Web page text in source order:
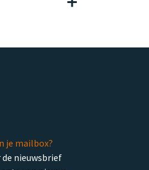
je mailbox?
nieuwsbrief